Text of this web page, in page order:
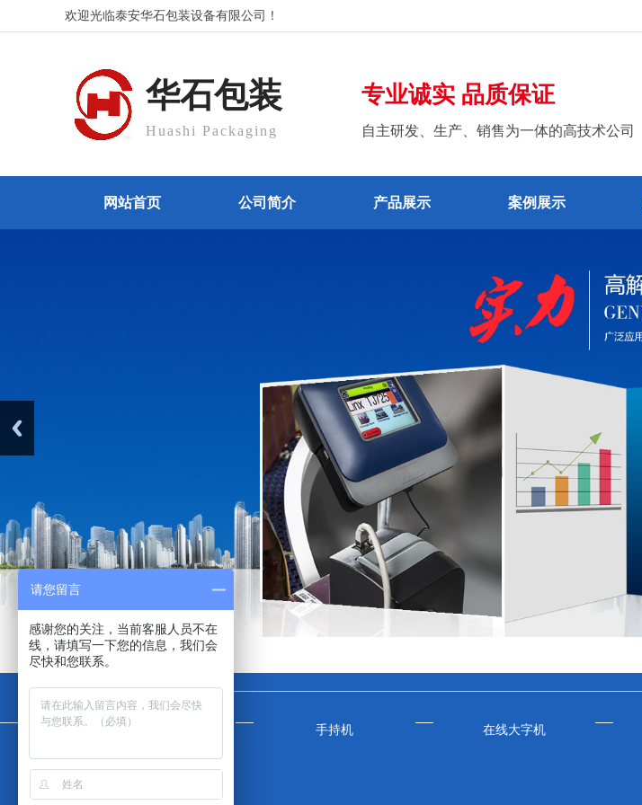
欢迎光临泰安华石包装设备有限公司！
华石包装
Huashi Packaging
专业诚实 品质保证
自主研发、生产、销售为一体的高技术公司
网站首页 公司简介 产品展示 案例展示
钢板喷码机 手持机 在线大字机
激光打码机
请您留言
感谢您的关注，当前客服人员不在
线，请填写一下您的信息，我们会
尽快和您联系。